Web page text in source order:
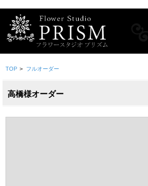
TOP > フルオーダー
高橋様オーダー